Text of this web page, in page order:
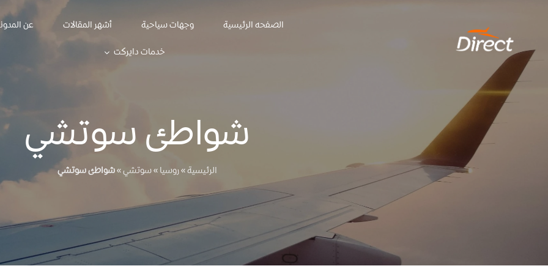
content
الصفحه الرئيسية وجهات سياحية أشهر المقالات
عن
خدمات دايركت
شواطئ سوتشي
الرئيسية»روسيا»سوتشي»شواطئ سوتشي